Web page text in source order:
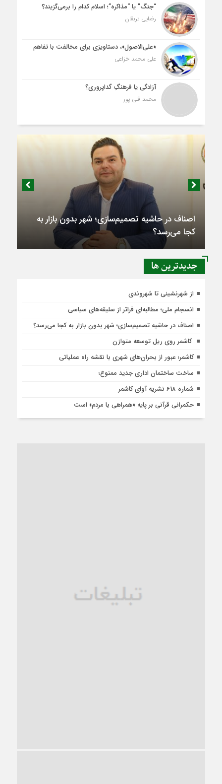
“جنگ” یا “مذاکره”؛ اسلام کدام را برمی‌گزیند؟
رضایی تربقان
«علی‌الاصول»، دستاویزی برای مخالفت با تفاهم
علی محمد خزاعی
آزادگی یا فرهنگِ گداپروری؟
محمد قلی پور
اصناف در حاشیه تصمیم‌سازی؛ شهر بدون بازار به
کجا می‌رسد؟
جديدترين ها
از شهرنشینی تا شهروندی
انسجام ملی؛ مطالبه‌ای فراتر از سلیقه‌های سیاسی
اصناف در حاشیه تصمیم‌سازی؛ شهر بدون بازار به کجا می‌رسد؟
کاشمر روی ریل توسعه متوازن
کاشمر؛ عبور از بحران‌های شهری با نقشه راه عملیاتی
ساخت ساختمان اداری جدید ممنوع؛
شماره 618 نشریه آوای کاشمر
حکمرانی قرآنی بر پایه «همراهی با مردم» است